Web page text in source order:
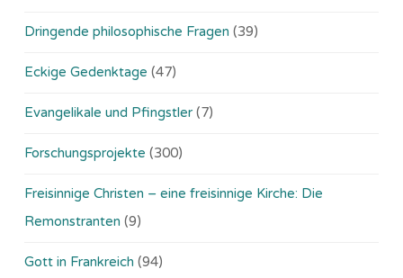
Dringende philosophische Fragen (39)
Eckige Gedenktage (47)
Evangelikale und Pfingstler (7)
Forschungsprojekte (300)
Freisinnige Christen – eine freisinnige Kirche: Die
Remonstranten (9)
Gott in Frankreich (94)